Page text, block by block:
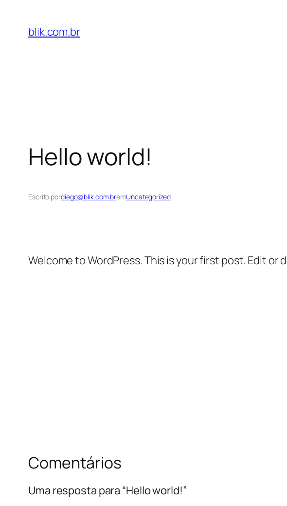
blik.com.br
Hello world!
Escrito pordiego@blik.com.bremUncategorized
Welcome to WordPress. This is your first post. Edit
Comentários
Uma resposta para “Hello world!”